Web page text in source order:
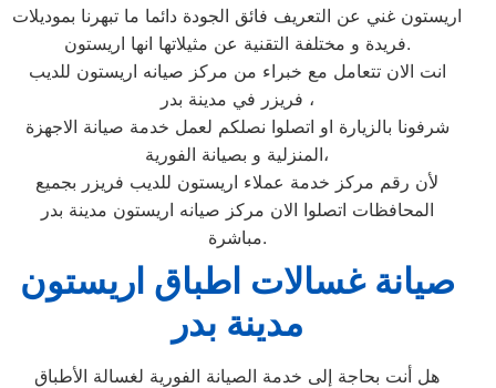
اريستون غني عن التعريف فائق الجودة دائما ما تبهرنا بموديلات
فريدة و مختلفة التقنية عن مثيلاتها انها اريستون.
انت الان تتعامل مع خبراء من مركز صيانه اريستون للديب
فريزر في مدينة بدر ،
شرفونا بالزيارة او اتصلوا نصلكم لعمل خدمة صيانة الاجهزة
المنزلية و بصيانة الفورية،
لأن رقم مركز خدمة عملاء اريستون للديب فريزر بجميع
المحافظات اتصلوا الان مركز صيانه اريستون مدينة بدر
مباشرة.
صيانة غسالات اطباق اريستون
مدينة بدر
هل أنت بحاجة إلى خدمة الصيانة الفورية لغسالة الأطباق